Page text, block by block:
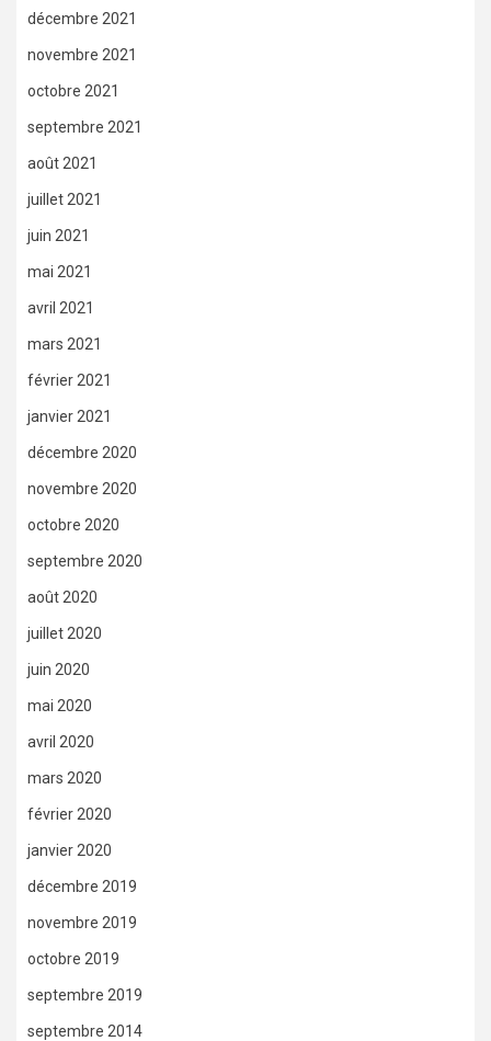
décembre 2021
novembre 2021
octobre 2021
septembre 2021
août 2021
juillet 2021
juin 2021
mai 2021
avril 2021
mars 2021
février 2021
janvier 2021
décembre 2020
novembre 2020
octobre 2020
septembre 2020
août 2020
juillet 2020
juin 2020
mai 2020
avril 2020
mars 2020
février 2020
janvier 2020
décembre 2019
novembre 2019
octobre 2019
septembre 2019
septembre 2014